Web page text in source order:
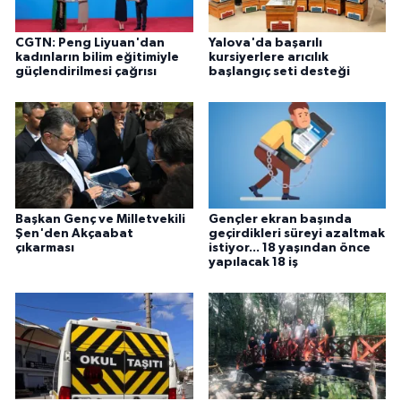
CGTN: Peng Liyuan'dan
kadınların bilim eğitimiyle
güçlendirilmesi çağrısı
Yalova'da başarılı
kursiyerlere arıcılık
başlangıç seti desteği
Başkan Genç ve Milletvekili
Şen'den Akçaabat
çıkarması
Gençler ekran başında
geçirdikleri süreyi azaltmak
istiyor... 18 yaşından önce
yapılacak 18 iş